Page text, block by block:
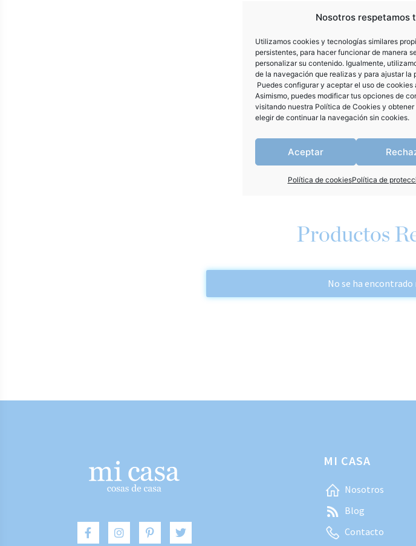
Nosotros respetamos
Utilizamos cookies y tecnologías similares
persistentes, para hacer funcionar de manera
personalizar su contenido. Igualmente,
de la navegación que realizas y para ajustar
Puedes configurar y aceptar el uso de
Asimismo, puedes modificar tus opciones de
visitando nuestra Política de Cookies y obtener
elegir de continuar la navegación sin cookies.
Aceptar
Política de cookiesPolítica de
Productos
No se ha
MI CASA
Nosotros
Blog
Contacto